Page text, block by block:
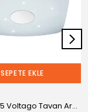
SEPETE EKLE
Eglo 95975 Voltago Tavan Armatürü